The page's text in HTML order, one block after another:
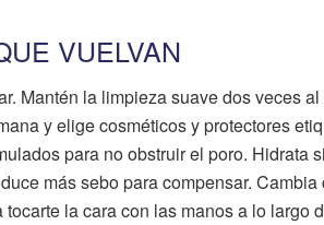
VUELVAN
Mantén la limpieza suave dos veces
y elige cosméticos y protectores
para no obstruir el poro. Hidrata
más sebo para compensar.
la cara con las manos a lo largo